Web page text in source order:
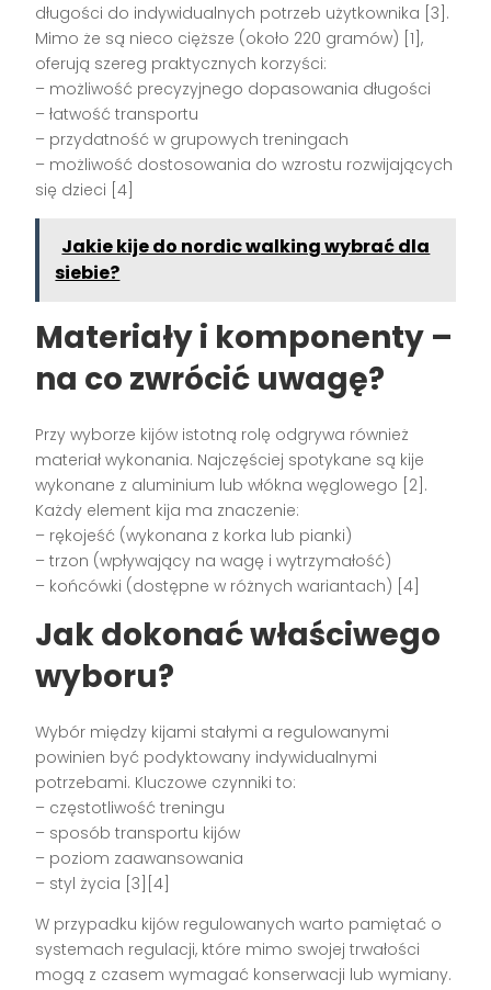
długości do indywidualnych potrzeb użytkownika [3].
Mimo że są nieco cięższe (około 220 gramów) [1],
oferują szereg praktycznych korzyści:
– możliwość precyzyjnego dopasowania długości
– łatwość transportu
– przydatność w grupowych treningach
– możliwość dostosowania do wzrostu rozwijających
się dzieci [4]
Jakie kije do nordic walking wybrać dla
siebie?
Materiały i komponenty –
na co zwrócić uwagę?
Przy wyborze kijów istotną rolę odgrywa również
materiał wykonania. Najczęściej spotykane są kije
wykonane z aluminium lub włókna węglowego [2].
Każdy element kija ma znaczenie:
– rękojeść (wykonana z korka lub pianki)
– trzon (wpływający na wagę i wytrzymałość)
– końcówki (dostępne w różnych wariantach) [4]
Jak dokonać właściwego
wyboru?
Wybór między kijami stałymi a regulowanymi
powinien być podyktowany indywidualnymi
potrzebami. Kluczowe czynniki to:
– częstotliwość treningu
– sposób transportu kijów
– poziom zaawansowania
– styl życia [3][4]
W przypadku kijów regulowanych warto pamiętać o
systemach regulacji, które mimo swojej trwałości
mogą z czasem wymagać konserwacji lub wymiany.